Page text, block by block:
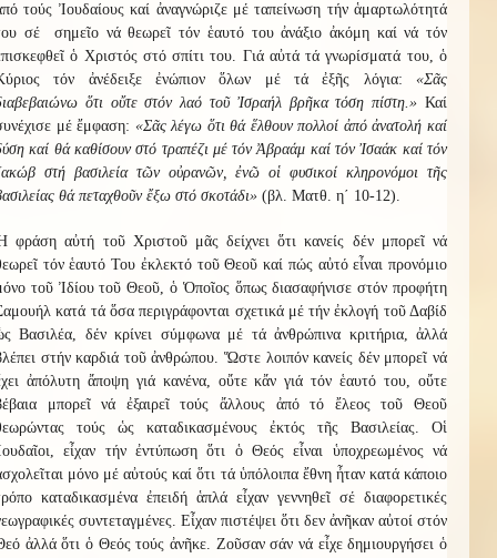
τούς Ἰουδαίους καί ἀναγνώριζε μέ ταπείνωση τήν ἁμαρτωλότητά
σέ σημεῖο νά θεωρεῖ τόν ἑαυτό του ἀνάξιο ἀκόμη καί νά τόν
ὁ Χριστός στό σπίτι του. Γιά αὐτά τά γνωρίσματά του, ὁ
τόν ἀνέδειξε ἐνώπιον ὅλων μέ τά ἐξῆς λόγια: «Σᾶς
ὅτι οὔτε στόν λαό τοῦ Ἰσραήλ βρῆκα τόση πίστη.» Καί
μέ ἔμφαση: «Σᾶς λέγω ὅτι θά ἕλθουν πολλοί ἀπό ἀνατολή καί
καί θά καθίσουν στό τραπέζι μέ τόν Ἀβραάμ καί τόν Ἰσαάκ καί τόν
στή βασιλεία τῶν οὐρανῶν, ἐνῶ οἱ φυσικοί κληρονόμοι τῆς
θά πεταχθοῦν ἔξω στό σκοτάδι» (βλ. Ματθ. η΄ 10-12).
φράση αὐτή τοῦ Χριστοῦ μᾶς δείχνει ὅτι κανείς δέν μπορεῖ νά
τόν ἑαυτό Του ἐκλεκτό τοῦ Θεοῦ καί πώς αὐτό εἶναι προνόμιο
τοῦ Ἰδίου τοῦ Θεοῦ, ὁ Ὁποῖος ὅπως διασαφήνισε στόν προφήτη
κατά τά ὅσα περιγράφονται σχετικά μέ τήν ἐκλογή τοῦ Δαβίδ
Βασιλέα, δέν κρίνει σύμφωνα μέ τά ἀνθρώπινα κριτήρια, ἀλλά
στήν καρδιά τοῦ ἀνθρώπου. Ὥστε λοιπόν κανείς δέν μπορεῖ νά
ἀπόλυτη ἄποψη γιά κανένα, οὔτε κἄν γιά τόν ἑαυτό του, οὔτε
μπορεῖ νά ἐξαιρεῖ τούς ἄλλους ἀπό τό ἔλεος τοῦ Θεοῦ
τούς ὡς καταδικασμένους ἐκτός τῆς Βασιλείας. Οἱ
εἶχαν τήν ἐντύπωση ὅτι ὁ Θεός εἶναι ὑποχρεωμένος νά
μόνο μέ αὐτούς καί ὅτι τά ὑπόλοιπα ἔθνη ἦταν κατά κάποιο
καταδικασμένα ἐπειδή ἁπλά εἶχαν γεννηθεῖ σέ διαφορετικές
συντεταγμένες. Εἶχαν πιστέψει ὅτι δεν ἀνῆκαν αὐτοί στόν
ἀλλά ὅτι ὁ Θεός τούς ἀνῆκε. Ζοῦσαν σάν νά εἶχε δημιουργήσει ὁ